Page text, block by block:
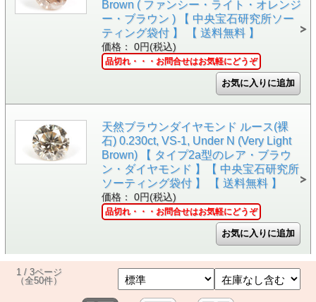
Brown ( ファンシー・ライト・オレンジ
ー・ブラウン ) 【 中央宝石研究所ソー
ティング袋付 】 【 送料無料 】
価格： 0円(税込)
品切れ・・・お問合せはお気軽にどうぞ
天然ブラウンダイヤモンド ルース(裸
石) 0.230ct, VS-1, Under N (Very Light
Brown) 【 タイプ2a型のレア・ブラウ
ン・ダイヤモンド 】【 中央宝石研究所
ソーティング袋付 】 【 送料無料 】
価格： 0円(税込)
品切れ・・・お問合せはお気軽にどうぞ
1 / 3ページ
（全50件）